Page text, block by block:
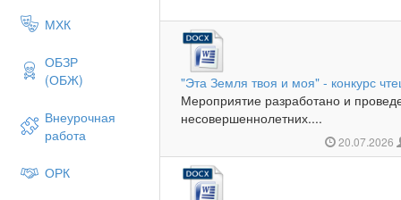
МХК
ОБЗР
(ОБЖ)
Внеурочная
работа
ОРК
"Эта Земля твоя и моя" - конкурс
Мероприятие разработано и
несовершеннолетних....
20.07.2026